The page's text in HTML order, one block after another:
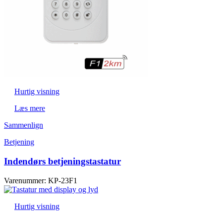
Hurtig visning
Læs mere
Sammenlign
Betjening
Indendørs betjeningstastatur
Varenummer: KP-23F1
Hurtig visning